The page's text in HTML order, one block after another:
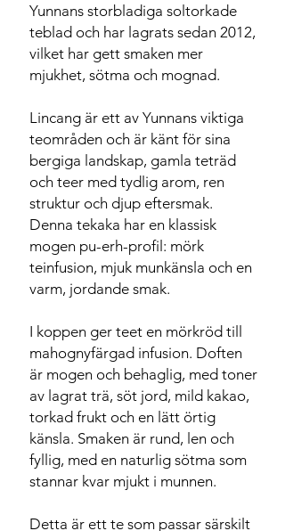
Yunnans storbladiga soltorkade
teblad och har lagrats sedan 2012,
vilket har gett smaken mer
mjukhet, sötma och mognad.
Lincang är ett av Yunnans viktiga
teområden och är känt för sina
bergiga landskap, gamla teträd
och teer med tydlig arom, ren
struktur och djup eftersmak.
Denna tekaka har en klassisk
mogen pu-erh-profil: mörk
teinfusion, mjuk munkänsla och en
varm, jordande smak.
I koppen ger teet en mörkröd till
mahognyfärgad infusion. Doften
är mogen och behaglig, med toner
av lagrat trä, söt jord, mild kakao,
torkad frukt och en lätt örtig
känsla. Smaken är rund, len och
fyllig, med en naturlig sötma som
stannar kvar mjukt i munnen.
Detta är ett te som passar särskilt